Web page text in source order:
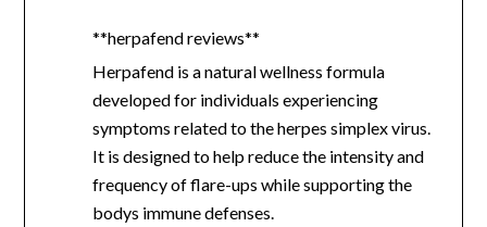
**herpafend reviews**
Herpafend is a natural wellness formula
developed for individuals experiencing
symptoms related to the herpes simplex virus.
It is designed to help reduce the intensity and
frequency of flare-ups while supporting the
bodys immune defenses.